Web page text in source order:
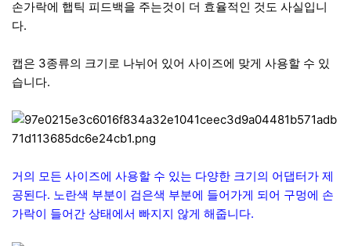
손가락에 햅틱 피드백을 주는것이 더 효율적인 것도 사실입니
다.
캡은 3종류의 크기로 나뉘어 있어 사이즈에 맞게 사용할 수 있
습니다.
거의 모든 사이즈에 사용할 수 있는 다양한 크기의 어댑터가 제
공된다. 노란색 부분이 검은색 부분에 들어가게 되어 구멍에 손
가락이 들어간 상태에서 빠지지 않게 해줍니다.